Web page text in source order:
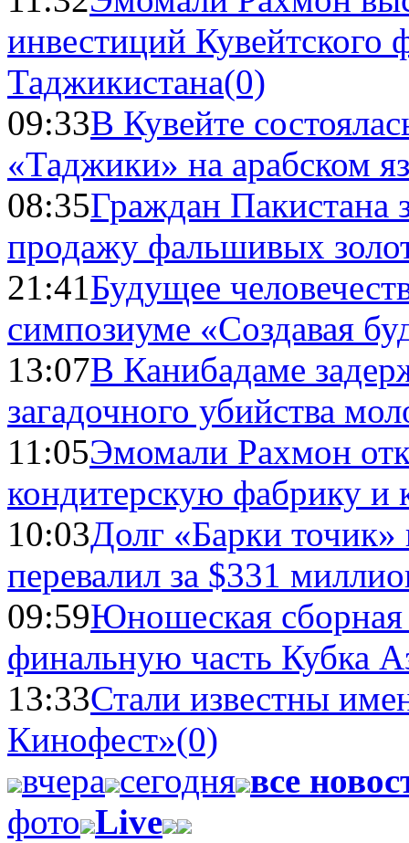
инвестиций Кувейтского
Таджикистана(0)
09:33В Кувейте
«Таджики» на арабском
08:35Граждан Пакистана
продажу фальшивых
21:41Будущее
симпозиуме «Создавая
13:07В Канибадаме
загадочного убийства
11:05Эмомали Рахмон
кондитерскую фабрику и
10:03Долг «Барки
перевалил за $331
09:59Юношеская
финальную часть Кубка
13:33Стали известны
Кинофест»(0)
вчера сегодня все
фото Live